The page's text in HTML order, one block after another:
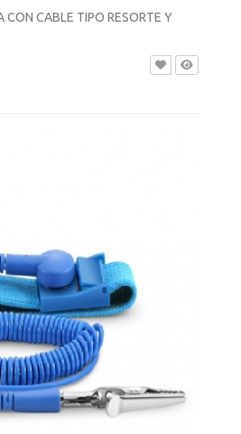
CON CABLE TIPO RESORTE Y